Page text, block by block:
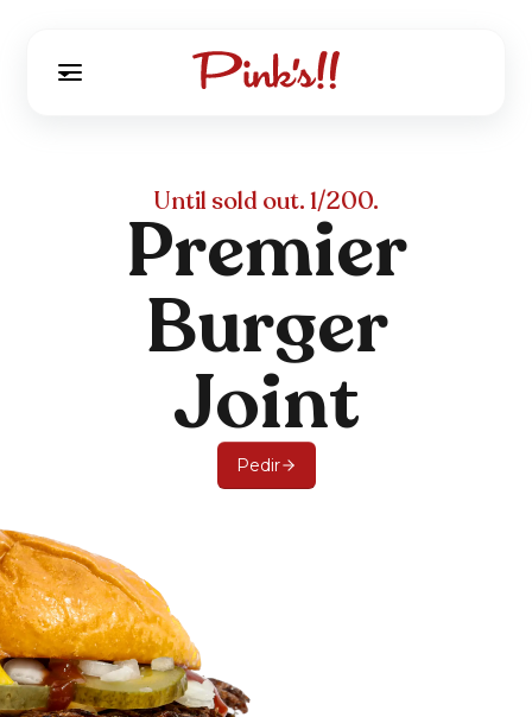
Until sold out. 1/200.
Premier
Burger
Joint
Pedir